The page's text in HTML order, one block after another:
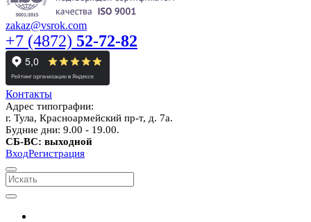
zakaz@vsrok.com
+7 (4872) 52-72-82
Контакты
Адрес типографии:
г. Тула, Красноармейский пр-т, д. 7а.
Будние дни: 9.00 - 19.00.
СБ-ВС: выходной
ВходРегистрация